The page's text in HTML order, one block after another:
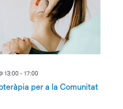
per a la Comunitat
13:00 -17:00